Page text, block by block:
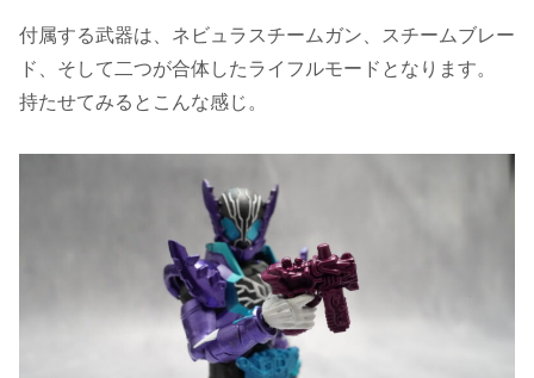
付属する武器は、ネビュラスチームガン、スチームブレー
ド、そして二つが合体したライフルモードとなります。
持たせてみるとこんな感じ。